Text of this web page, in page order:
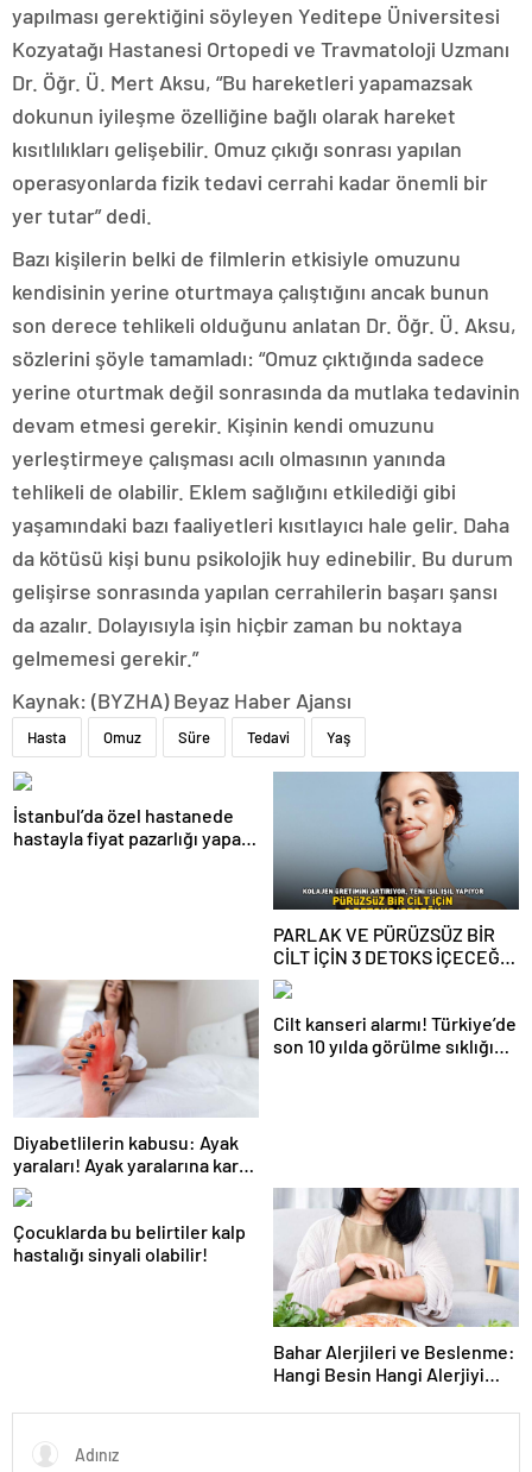
yapılması gerektiğini söyleyen Yeditepe Üniversitesi
Kozyatağı Hastanesi Ortopedi ve Travmatoloji Uzmanı
Dr. Öğr. Ü. Mert Aksu, “Bu hareketleri yapamazsak
dokunun iyileşme özelliğine bağlı olarak hareket
kısıtlılıkları gelişebilir. Omuz çıkığı sonrası yapılan
operasyonlarda fizik tedavi cerrahi kadar önemli bir
yer tutar” dedi.
Bazı kişilerin belki de filmlerin etkisiyle omuzunu
kendisinin yerine oturtmaya çalıştığını ancak bunun
son derece tehlikeli olduğunu anlatan Dr. Öğr. Ü. Aksu,
sözlerini şöyle tamamladı: “Omuz çıktığında sadece
yerine oturtmak değil sonrasında da mutlaka tedavinin
devam etmesi gerekir. Kişinin kendi omuzunu
yerleştirmeye çalışması acılı olmasının yanında
tehlikeli de olabilir. Eklem sağlığını etkilediği gibi
yaşamındaki bazı faaliyetleri kısıtlayıcı hale gelir. Daha
da kötüsü kişi bunu psikolojik huy edinebilir. Bu durum
gelişirse sonrasında yapılan cerrahilerin başarı şansı
da azalır. Dolayısıyla işin hiçbir zaman bu noktaya
gelmemesi gerekir.”
Kaynak: (BYZHA) Beyaz Haber Ajansı
Hasta Omuz Süre Tedavi Yaş
İstanbul’da özel hastanede
hastayla fiyat pazarlığı yapan
PARLAK VE PÜRÜZSÜZ BİR
CİLT İÇİN 3 DETOKS İÇECEĞİ!
Kolajen üretimini artırıyor! C
vitamini ile teni ışıl ışıl
yapıyor!
Diyabetlilerin kabusu: Ayak
yaraları! Ayak yaralarına karşı
8 önemli tavsiye
Cilt kanseri alarmı! Türkiye’de
son 10 yılda görülme sıklığı
Çocuklarda bu belirtiler kalp
hastalığı sinyali olabilir!
Bahar Alerjileri ve Beslenme:
Hangi Besin Hangi Alerjiyi